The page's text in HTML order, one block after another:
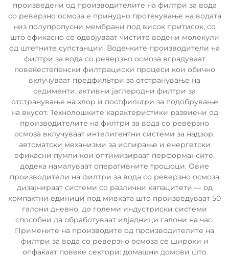
произведени од производителите на филтри за вода
со реверзно осмоза е принудно протекување на водата
низ полупропусни мембрани под висок притисок, со
што ефикасно се одвојуваат чистите водени молекули
од штетните супстанции. Водечките производители на
филтри за вода со реверзно осмоза вградуваат
повеќестепенски филтрациски процеси кои обично
вклучуваат предфильтри за отстранување на
седименти, активни јаглеродни филтри за
отстранување на хлор и постфильтри за подобрување
на вкусот. Технолошките карактеристики развиени од
производителите на филтри за вода со реверзно
осмоза вклучуваат интелигентни системи за надзор,
автоматски механизми за испирање и енергетски
ефикасни пумпи кои оптимизираат перформансите,
додека намалуваат оперативните трошоци. Овие
производители на филтри за вода со реверзно осмоза
дизајнираат системи со различни капацитети — од
компактни единици под мивката што произведуваат 50
галони дневно, до големи индустриски системи
способни да обработуваат илјадници галони на час.
Примените на производите од производителите на
филтри за вода со реверзно осмоза се широки и
опфаќаат повеќе сектори: домашни домови што